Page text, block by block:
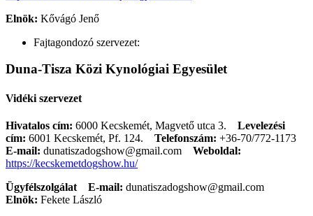
Elnök: Kővágó Jenő
Fajtagondozó szervezet:
Duna-Tisza Közi Kynológiai Egyesület
Vidéki szervezet
Hivatalos cím: 6000 Kecskemét, Magvető utca 3. Levelezési
cím: 6001 Kecskemét, Pf. 124. Telefonszám: +36-70/772-1173
E-mail: dunatiszadogshow@gmail.com
Weboldal:
https://kecskemetdogshow.hu/
Ügyfélszolgálat
E-mail: dunatiszadogshow@gmail.com
Elnök: Fekete László